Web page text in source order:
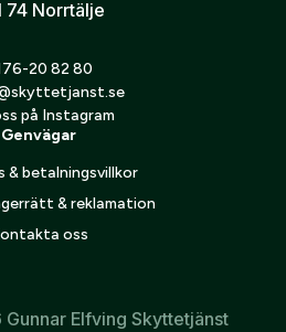
enligt högsta
noggrann kvalitetskontroll
och lång livslängd.
74 Norrtälje
20 82 80
på Instagram
Genvägar
& betalningsvillkor
& reklamation
oss
Elfving Skyttetjänst